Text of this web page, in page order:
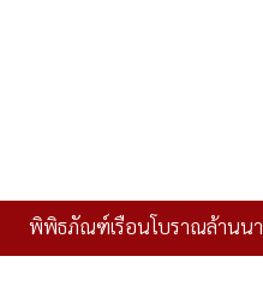
พิพิธภัณฑ์เรือนโบราณล้านนา